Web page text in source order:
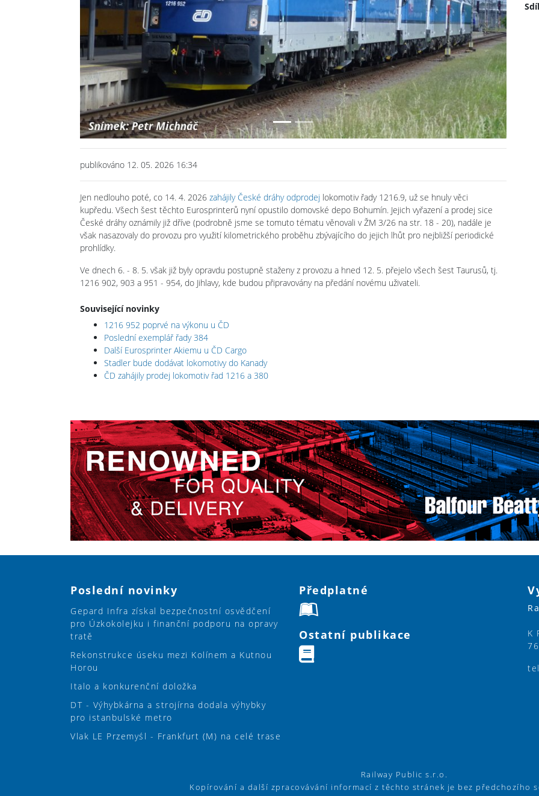
publikováno 12. 05. 2026 16:34
Jen nedlouho poté, co 14. 4. 2026 zahájily České dráhy odprodej lokomotiv řady 1216.9, už se hnuly věci
kupředu. Všech šest těchto Eurosprinterů nyní opustilo domovské depo Bohumín. Jejich vyřazení a prodej sice
České dráhy oznámily již dříve (podrobně jsme se tomuto tématu věnovali v ŽM 3/26 na str. 18 - 20), nadále je
však nasazovaly do provozu pro využití kilometrického proběhu zbývajícího do jejich lhůt pro nejbližší periodické
prohlídky.
Ve dnech 6. - 8. 5. však již byly opravdu postupně staženy z provozu a hned 12. 5. přejelo všech šest Taurusů, tj.
1216 902, 903 a 951 - 954, do Jihlavy, kde budou připravovány na předání novému uživateli.
Související novinky
1216 952 poprvé na výkonu u ČD
Poslední exemplář řady 384
Další Eurosprinter Akiemu u ČD Cargo
Stadler bude dodávat lokomotivy do Kanady
ČD zahájily prodej lokomotiv řad 1216 a 380
Poslední novinky
Gepard Infra získal bezpečnostní osvědčení
pro Úzkokolejku i finanční podporu na opravy
tratě
Rekonstrukce úseku mezi Kolínem a Kutnou
Horou
Italo a konkurenční doložka
DT - Výhybkárna a strojírna dodala výhybky
pro istanbulské metro
Vlak LE Przemyśl - Frankfurt (M) na celé trase
Předplatné
Ostatní publikace
K
Railway Public s.r.o.
Kopírování a další zpracovávání informací z těchto stránek je bez předchozího